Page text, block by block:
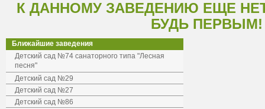
К ДАННОМУ ЗАВЕДЕНИЮ ЕЩЕ
БУДЬ ПЕРВЫМ!
Ближайшие заведения
Детский сад №74 санаторного типа "Лесная
песня"
Детский сад №29
Детский сад №27
Детский сад №86